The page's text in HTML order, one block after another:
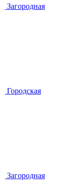
Загородная
Городская
Загородная